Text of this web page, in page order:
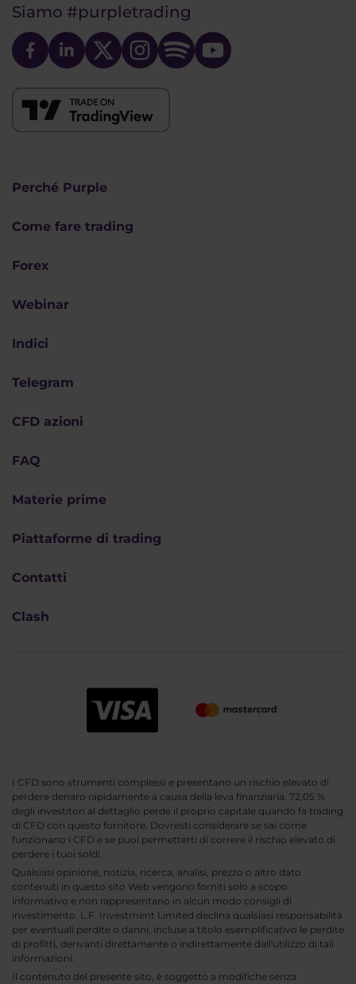
Siamo #purpletrading
Perché Purple
Come fare trading
Forex
Webinar
Indici
Telegram
CFD azioni
FAQ
Materie prime
Piattaforme di trading
Contatti
Clash
I CFD sono strumenti complessi e presentano un rischio elevato di
perdere denaro rapidamente a causa della leva finanziaria. 72,05 %
degli investitori al dettaglio perde il proprio capitale quando fa trading
di CFD con questo fornitore. Dovresti considerare se sai come
funzionano i CFD e se puoi permetterti di correre il rischio elevato di
perdere i tuoi soldi.
Qualsiasi opinione, notizia, ricerca, analisi, prezzo o altro dato
contenuti in questo sito Web vengono forniti solo a scopo
informativo e non rappresentano in alcun modo consigli di
investimento. L.F. Investment Limited declina qualsiasi responsabilità
per eventuali perdite o danni, incluse a titolo esemplificativo le perdite
di profitti, derivanti direttamente o indirettamente dall'utilizzo di tali
informazioni.
Il contenuto del presente sito, è soggetto a modifiche senza